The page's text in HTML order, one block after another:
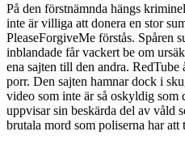
På den förstnämnda hängs
inte är villiga att donera en stor
PleaseForgiveMe förstås. Spåren
inblandade får vackert be om
ena sajten till den andra. RedTube
porr. Den sajten hamnar dock i
video som inte är så oskyldig som
uppvisar sin beskärda del av våld
brutala mord som poliserna har att